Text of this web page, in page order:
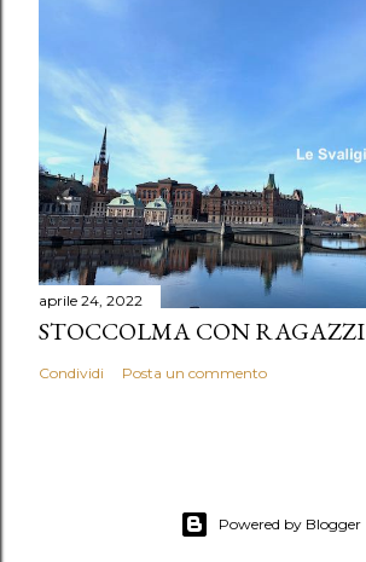
aprile 24, 2022
STOCCOLMA CON RAGAZZI
Condividi Posta un commento
Powered by Blogger